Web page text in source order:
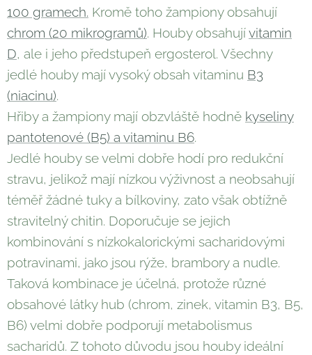
100 gramech. Kromě toho žampiony obsahují
chrom (20 mikrogramů). Houby obsahujívitamin
D, ale i jeho předstupeň ergosterol. Všechny
jedlé houby mají vysoký obsah vitaminu B3
(niacinu).
Hřiby a žampiony mají obzvláště hodně kyseliny
pantotenové (B5) a vitaminu B6.
Jedlé houby se velmi dobře hodí pro redukční
stravu, jelikož mají nízkou výživnost a neobsahují
téměř žádné tuky a bílkoviny, zato však obtížně
stravitelný chitin. Doporučuje se jejich
kombinování s nízkokalorickými sacharidovými
potravinami, jako jsou rýže, brambory a nudle.
Taková kombinace je účelná, protože různé
obsahové látky hub (chrom, zinek, vitamin B3, B5,
B6) velmi dobře podporují metabolismus
sacharidů. Z tohoto důvodu jsou houby ideální